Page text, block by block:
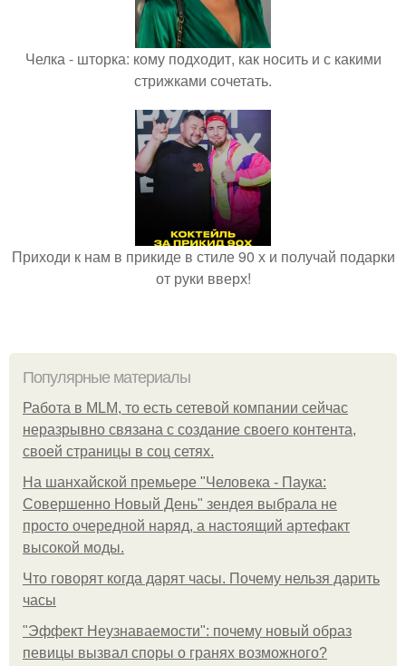
Челка - шторка: кому подходит, как носить и с какими
стрижками сочетать.
Приходи к нам в прикиде в стиле 90 х и получай подарки
от руки вверх!
Популярные материалы
Работа в MLM, то есть сетевой компании сейчас
неразрывно связана с создание своего контента,
своей страницы в соц сетях.
На шанхайской премьере "Человека - Паука:
Совершенно Новый День" зендея выбрала не
просто очередной наряд, а настоящий артефакт
высокой моды.
Что говорят когда дарят часы. Почему нельзя дарить
часы
"Эффект Неузнаваемости": почему новый образ
певицы вызвал споры о гранях возможного?